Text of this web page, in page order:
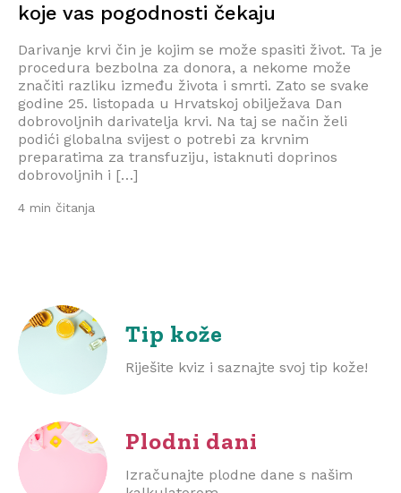
koje vas pogodnosti čekaju
Darivanje krvi čin je kojim se može spasiti život. Ta je
procedura bezbolna za donora, a nekome može
značiti razliku između života i smrti. Zato se svake
godine 25. listopada u Hrvatskoj obilježava Dan
dobrovoljnih darivatelja krvi. Na taj se način želi
podići globalna svijest o potrebi za krvnim
preparatima za transfuziju, istaknuti doprinos
dobrovoljnih i […]
4 min čitanja
Tip kože
Riješite kviz i saznajte svoj tip kože!
Plodni dani
Izračunajte plodne dane s našim